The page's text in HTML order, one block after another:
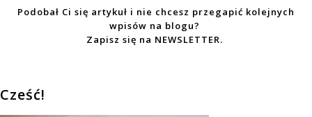
Podobał Ci się artykuł i nie chcesz przegapić kolejnych
wpisów na blogu?
Zapisz się na NEWSLETTER.
Cześć!